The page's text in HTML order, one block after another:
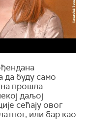
да буду само
прошла
даљој
сећају овог
или бар као